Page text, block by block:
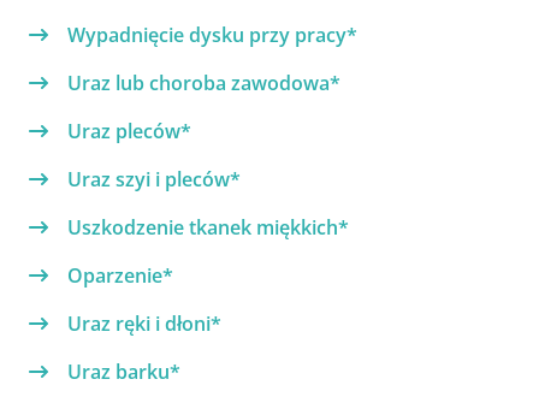
Wypadnięcie dysku przy pracy*
Uraz lub choroba zawodowa*
Uraz pleców*
Uraz szyi i pleców*
Uszkodzenie tkanek miękkich*
Oparzenie*
Uraz ręki i dłoni*
Uraz barku*